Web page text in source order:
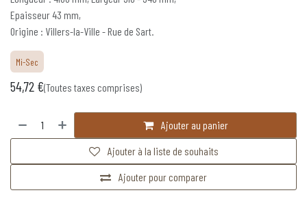
Epaisseur 43 mm,
Origine : Villers-la-Ville - Rue de Sart.
Mi-Sec
54,72 €(Toutes taxes comprises)
Ajouter au panier
Ajouter pour comparer
Ajouter à la liste de souhaits